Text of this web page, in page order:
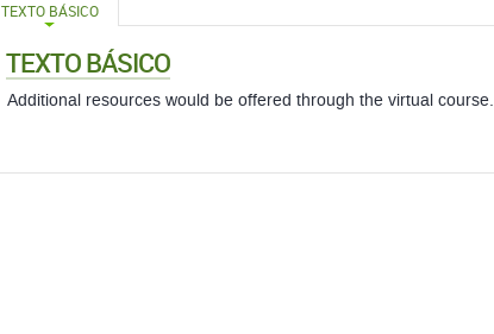
TEXTO BÁSICO
TEXTO BÁSICO
Additional resources would be offered through the virtual course.